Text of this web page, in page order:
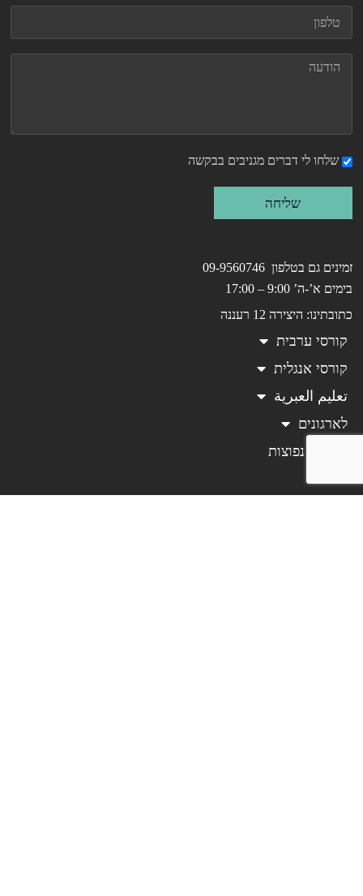
שלחו לי דברים מגניבים בבקשה
שליחה
זמינים גם בטלפון 09-9560746
בימים א’-ה’ 9:00 – 17:00
כתובתינו: היצירה 12 רעננה
קורסי ערבית
קורסי אנגלית
تعليم العبرية
לארגונים
שאלות נפוצות